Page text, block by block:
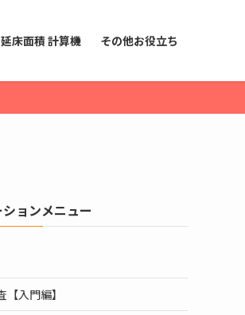
延床面積 計算機 その他お役立ち
ョンメニュー
【入門編】